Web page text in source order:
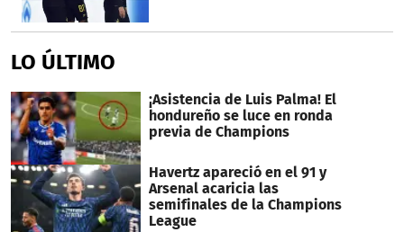
LO ÚLTIMO
¡Asistencia de Luis Palma! El
hondureño se luce en ronda
previa de Champions
Havertz apareció en el 91 y
Arsenal acaricia las
semifinales de la Champions
League